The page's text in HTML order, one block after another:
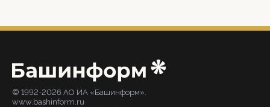
© 1992-2026 АО ИА «Башинформ».
www.bashinform.ru